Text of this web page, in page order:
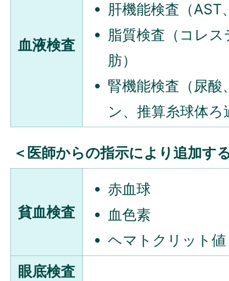
血液検査
肝機能検査（AST
脂質検査（コレ
肪）
腎機能検査（尿
ン、推算糸球体ろ
＜医師からの指示により追加す
貧血検査
赤血球
血色素
ヘマトクリット値
眼底検査